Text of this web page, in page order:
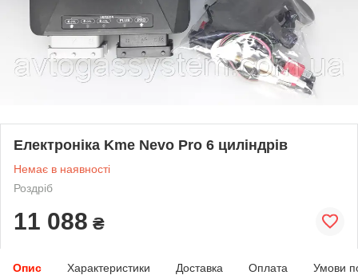
Електроніка Kme Nevo Pro 6 циліндрів
Немає в наявності
Роздріб
11 088 ₴
Опис Характеристики Доставка Оплата Умови